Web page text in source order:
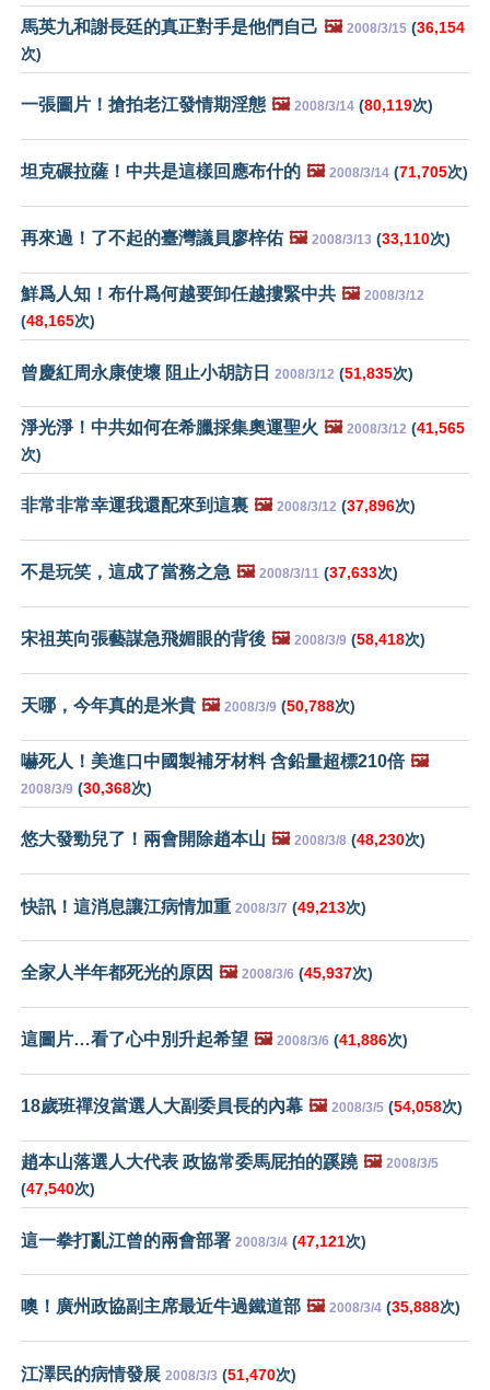
馬英九和謝長廷的真正對手是他們自己 🖼️ 2008/3/15 (36,154
次)
一張圖片！搶拍老江發情期淫態 🖼️ 2008/3/14 (80,119次)
坦克碾拉薩！中共是這樣回應布什的 🖼️ 2008/3/14 (71,705次)
再來過！了不起的臺灣議員廖梓佑 🖼️ 2008/3/13 (33,110次)
鮮爲人知！布什爲何越要卸任越摟緊中共 🖼️ 2008/3/12
(48,165次)
曾慶紅周永康使壞 阻止小胡訪日 2008/3/12 (51,835次)
淨光淨！中共如何在希臘採集奧運聖火 🖼️ 2008/3/12 (41,565
次)
非常非常幸運我還配來到這裏 🖼️ 2008/3/12 (37,896次)
不是玩笑，這成了當務之急 🖼️ 2008/3/11 (37,633次)
宋祖英向張藝謀急飛媚眼的背後 🖼️ 2008/3/9 (58,418次)
天哪，今年真的是米貴 🖼️ 2008/3/9 (50,788次)
嚇死人！美進口中國製補牙材料 含鉛量超標210倍 🖼️
2008/3/9 (30,368次)
悠大發勁兒了！兩會開除趙本山 🖼️ 2008/3/8 (48,230次)
快訊！這消息讓江病情加重 2008/3/7 (49,213次)
全家人半年都死光的原因 🖼️ 2008/3/6 (45,937次)
這圖片…看了心中別升起希望 🖼️ 2008/3/6 (41,886次)
18歲班禪沒當選人大副委員長的內幕 🖼️ 2008/3/5 (54,058次)
趙本山落選人大代表 政協常委馬屁拍的蹊蹺 🖼️ 2008/3/5
(47,540次)
這一拳打亂江曾的兩會部署 2008/3/4 (47,121次)
噢！廣州政協副主席最近牛過鐵道部 🖼️ 2008/3/4 (35,888次)
江澤民的病情發展 2008/3/3 (51,470次)